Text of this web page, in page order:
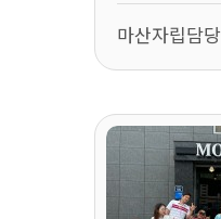
마산자립담당